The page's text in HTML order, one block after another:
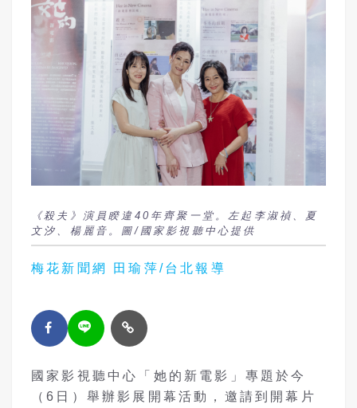
《殺夫》演員睽違40年齊聚一堂。左起李淑禎、夏
文汐、楊麗音。圖/國家影視聽中心提供
梅花新聞網 田瑜萍/台北報導
國家影視聽中心「她的新電影」專題於今
（6日）舉辦影展開幕活動，邀請到開幕片